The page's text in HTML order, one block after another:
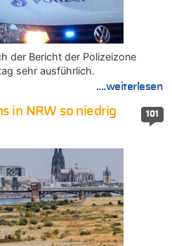
der Bericht der Polizeizone
sehr ausführlich.
....weiterlesen
101
in NRW so niedrig